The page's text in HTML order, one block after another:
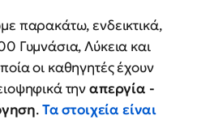
παρακάτω, ενδεικτικά,
Γυμνάσια, Λύκεια και
οι καθηγητές έχουν
τηναπεργία -
.Τα στοιχεία είναι